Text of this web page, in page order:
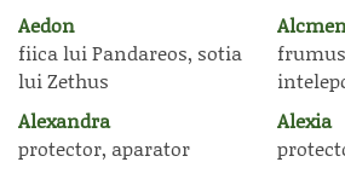
Aedon
fiica lui Pandareos, sotia
lui Zethus
Alexandra
protector, aparator
Alexia